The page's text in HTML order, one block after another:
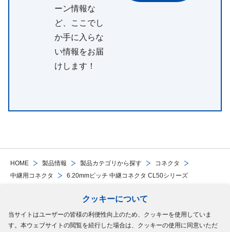
クッキーについて
当サイトはユーザーの皆様の利便性向上のため、クッキーを使用していま
す。本ウェブサイトの閲覧を続行した場合は、クッキーの使用に同意いただ
HOME 製品情報 製品カテゴリから探す
コネクタ
中継用コネクタ
6.20mmピッチ 中継コネクタ CL50シリーズ
ーン情報な
ど、ここでし
か手に入らな
い情報をお届
けします！